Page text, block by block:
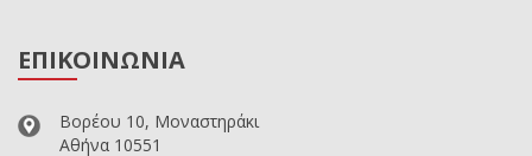
ΕΠΙΚΟΙΝΩΝΙΑ
Βορέου 10, Μοναστηράκι
Αθήνα 10551